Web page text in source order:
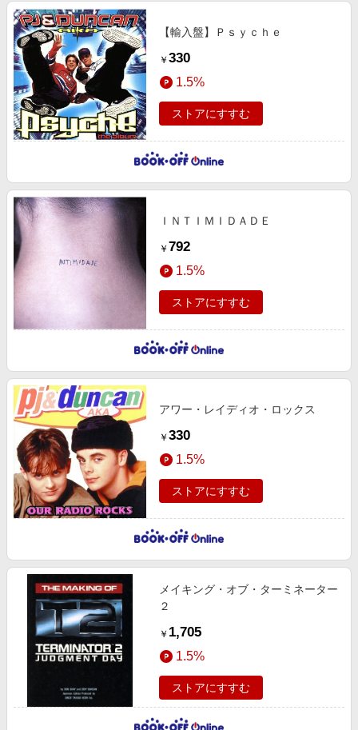
【輸入盤】Ｐｓｙｃｈｅ
￥ 330
1.5%
ストアにすすむ
ＩＮＴＩＭＩＤＡＤＥ
￥ 792
1.5%
ストアにすすむ
アワー・レイディオ・ロックス
￥ 330
1.5%
ストアにすすむ
メイキング・オブ・ターミネーター
２
￥ 1,705
1.5%
ストアにすすむ